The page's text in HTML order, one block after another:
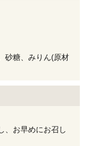
砂糖、みりん(原材
お早めにお召し